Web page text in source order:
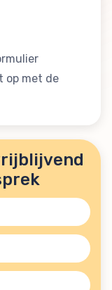
op met de